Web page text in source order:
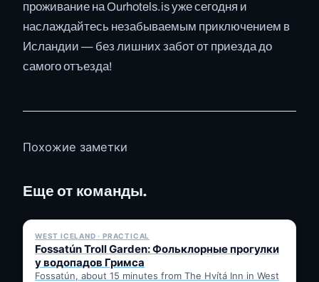
проживание на Ourhotels.is уже сегодня и
наслаждайтесь незабываемым приключением в
Исландии — без лишних забот от приезда до
самого отъезда!
Похожие заметки
Еще от команды.
WEST ICELAND · PRACTICAL
Fossatún Troll Garden: Фольклорные прогулки
у водопадов Гримса
Fossatún, about 15 minutes from The Hvítá Inn in West